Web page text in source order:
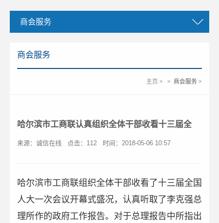
商会服务
商会服务
主页 > > 商会服务 >
哈尔滨市工商联认真组织全体干部收看十三届全
来源：诚信在线 点击： 112 时间：2018-05-06 10:57
哈尔滨市工商联组织全体干部收看了十三届全国
人大一次会议开幕式盛况，认真听取了李克强总
理所作的政府工作报告。对于总理报告中所指出